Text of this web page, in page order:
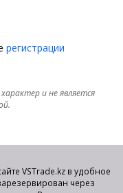
регистрации
и не является
VSTrade.kz в удобное
через